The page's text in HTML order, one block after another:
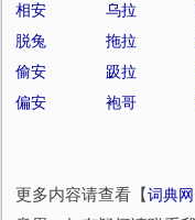
相安
乌拉
脱兔
拖拉
偷安
趿拉
偏安
袍哥
更多内容请查看【词典网